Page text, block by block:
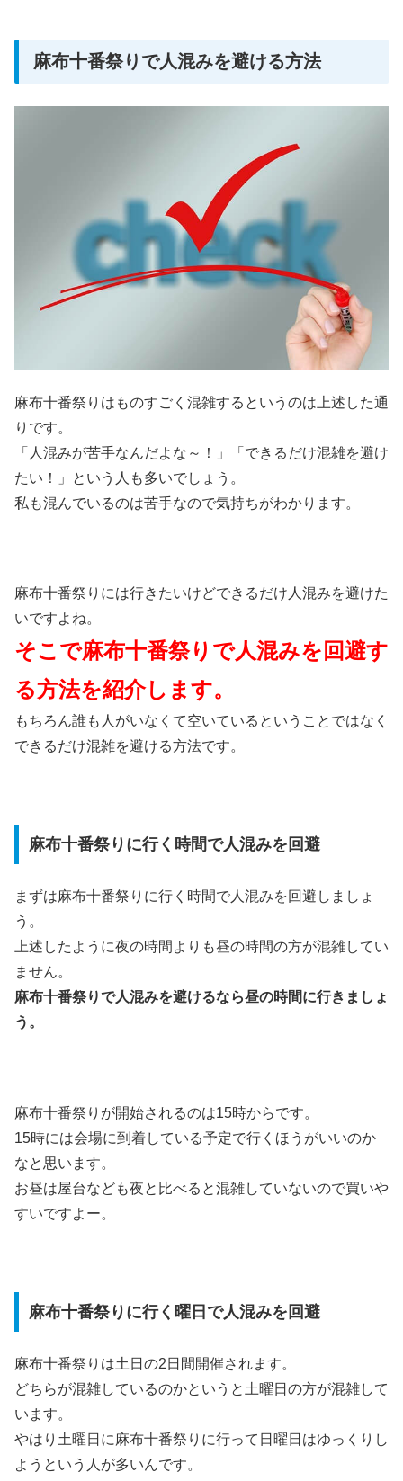
麻布十番祭りで人混みを避ける方法
麻布十番祭りはものすごく混雑するというのは上述した通
りです。
「人混みが苦手なんだよな～！」「できるだけ混雑を避け
たい！」という人も多いでしょう。
私も混んでいるのは苦手なので気持ちがわかります。
麻布十番祭りには行きたいけどできるだけ人混みを避けた
いですよね。
そこで麻布十番祭りで人混みを回避す
る方法を紹介します。
もちろん誰も人がいなくて空いているということではなく
できるだけ混雑を避ける方法です。
麻布十番祭りに行く時間で人混みを回避
まずは麻布十番祭りに行く時間で人混みを回避しましょ
う。
上述したように夜の時間よりも昼の時間の方が混雑してい
ません。
麻布十番祭りで人混みを避けるなら昼の時間に行きましょ
う。
麻布十番祭りが開始されるのは15時からです。
15時には会場に到着している予定で行くほうがいいのか
なと思います。
お昼は屋台なども夜と比べると混雑していないので買いや
すいですよー。
麻布十番祭りに行く曜日で人混みを回避
麻布十番祭りは土日の2日間開催されます。
どちらが混雑しているのかというと土曜日の方が混雑して
います。
やはり土曜日に麻布十番祭りに行って日曜日はゆっくりし
ようという人が多いんです。